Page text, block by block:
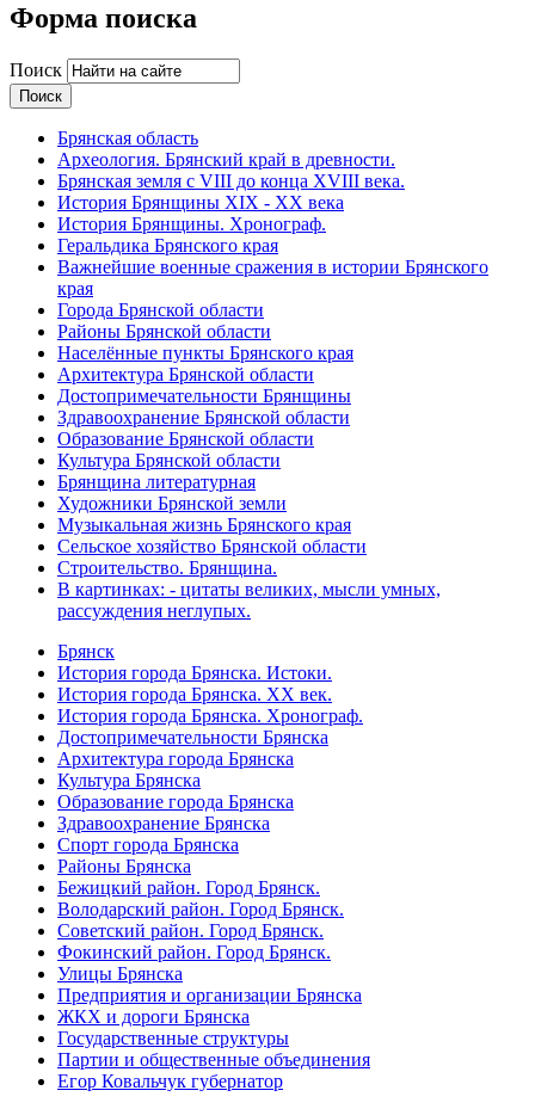
Форма поиска
Поиск
Брянская область
Археология. Брянский край в древности.
Брянская земля с VIII до конца XVIII века.
История Брянщины XIX - XX века
История Брянщины. Хронограф.
Геральдика Брянского края
Важнейшие военные сражения в истории Брянского
края
Города Брянской области
Районы Брянской области
Населённые пункты Брянского края
Архитектура Брянской области
Достопримечательности Брянщины
Здравоохранение Брянской области
Образование Брянской области
Культура Брянской области
Брянщина литературная
Художники Брянской земли
Музыкальная жизнь Брянского края
Сельское хозяйство Брянской области
Строительство. Брянщина.
В картинках: - цитаты великих, мысли умных,
рассуждения неглупых.
Брянск
История города Брянска. Истоки.
История города Брянска. XX век.
История города Брянска. Хронограф.
Достопримечательности Брянска
Архитектура города Брянска
Культура Брянска
Образование города Брянска
Здравоохранение Брянска
Спорт города Брянска
Районы Брянска
Бежицкий район. Город Брянск.
Володарский район. Город Брянск.
Советский район. Город Брянск.
Фокинский район. Город Брянск.
Улицы Брянска
Предприятия и организации Брянска
ЖКХ и дороги Брянска
Государственные структуры
Партии и общественные объединения
Егор Ковальчук губернатор